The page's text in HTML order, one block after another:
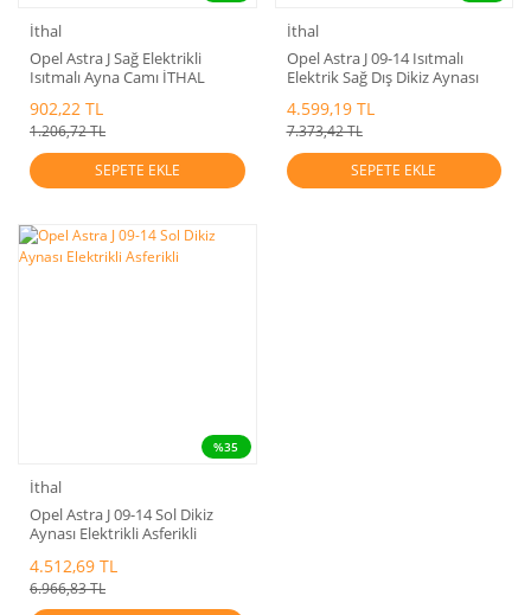
İthal
Opel Astra J Sağ Elektrikli
Isıtmalı Ayna Camı İTHAL
902,22 TL
1.206,72 TL
SEPETE EKLE
İthal
Opel Astra J 09-14 Isıtmalı
Elektrik Sağ Dış Dikiz Aynası
4.599,19 TL
7.373,42 TL
SEPETE EKLE
%35
İthal
Opel Astra J 09-14 Sol Dikiz
Aynası Elektrikli Asferikli
4.512,69 TL
6.966,83 TL